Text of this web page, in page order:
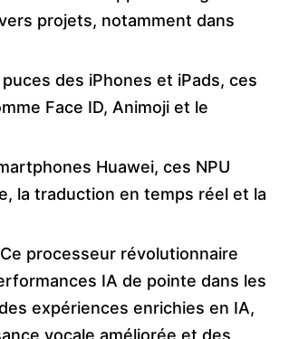
projets, notamment dans
des iPhones et iPads, ces
Face ID, Animoji et le
Huawei, ces NPU
la traduction en temps réel et la
processeur révolutionnaire
IA de pointe dans les
expériences enrichies en IA,
vocale améliorée et des